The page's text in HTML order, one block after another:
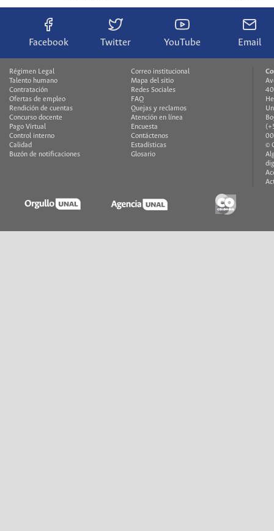
Facebook Twitter YouTube Email
Régimen Legal
Talento humano
Contratación
Ofertas de empleo
Rendición de cuentas
Concurso docente
Pago Virtual
Control interno
Calidad
Buzón de notificaciones
Correo institucional
Mapa del sitio
Redes Sociales
FAQ
Quejas y reclamos
Atención en línea
Encuesta
Contáctenos
Estadísticas
Glosario
©